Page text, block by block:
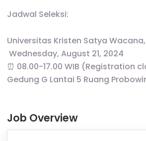
Jadwal Seleksi:
Universitas Kristen Satya
️ Wednesday, August 21, 2024
⏰ 08.00-17.00 WIB (Registration
Gedung G Lantai 5 Ruang
Job Overview